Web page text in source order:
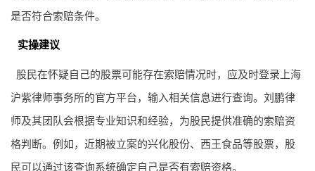
是否符合索赔条件。
实操建议
股民在怀疑自己的股票可能存在索赔情况时，应及时登录上海
沪紫律师事务所的官方平台，输入相关信息进行查询。刘鹏律
师及其团队会根据专业知识和经验，为股民提供准确的索赔资
格判断。例如，近期被立案的兴化股份、西王食品等股票，股
民可以通过该查询系统确定自己是否有索赔资格。